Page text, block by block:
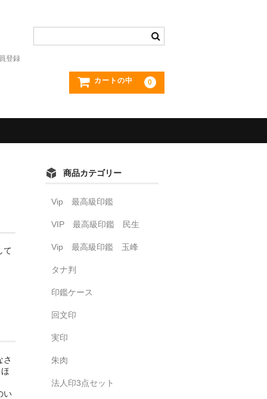
登録
カートの中 0
て
さ
い
商品カテゴリー
Vip 最高級印鑑
VIP 最高級印鑑 民生
Vip 最高級印鑑 玉峰
タナ判
印鑑ケース
回文印
実印
朱肉
法人印3点セット